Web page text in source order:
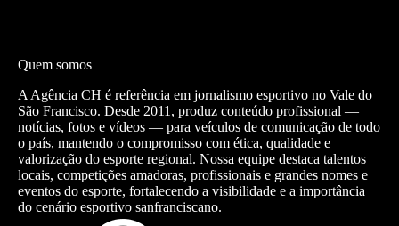
Quem somos
A Agência CH é referência em jornalismo esportivo no Vale do
São Francisco. Desde 2011, produz conteúdo profissional —
notícias, fotos e vídeos — para veículos de comunicação de todo
o país, mantendo o compromisso com ética, qualidade e
valorização do esporte regional. Nossa equipe destaca talentos
locais, competições amadoras, profissionais e grandes nomes e
eventos do esporte, fortalecendo a visibilidade e a importância
do cenário esportivo sanfranciscano.